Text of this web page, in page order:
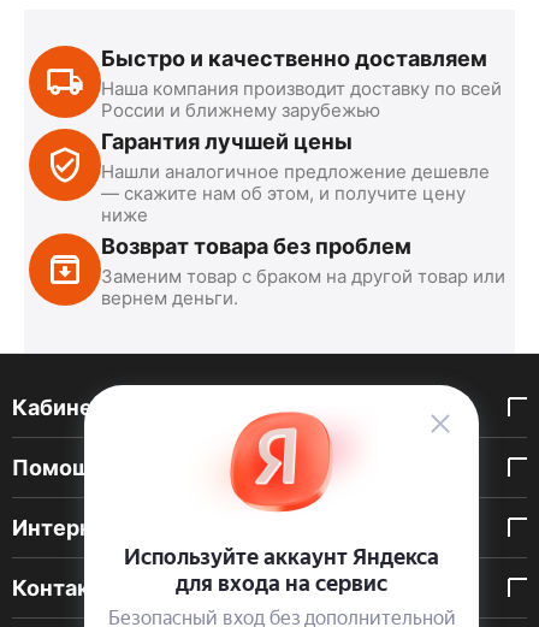
Быстро и качественно доставляем
Наша компания производит доставку по всей
России и ближнему зарубежью
Гарантия лучшей цены
Нашли аналогичное предложение дешевле
— скажите нам об этом, и получите цену
ниже
Возврат товара без проблем
Заменим товар с браком на другой товар или
вернем деньги.
Кабинет покупателя
Помощь покупателю
Интернет-магазин
Контакты